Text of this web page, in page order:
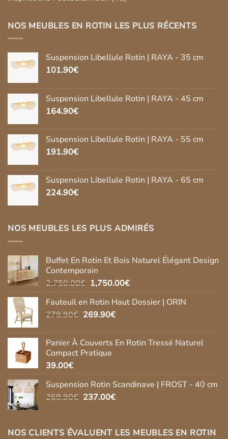
NOS MEUBLES EN ROTIN LES PLUS RÉCENTS
Suspension Libellule Rotin | RAYA - 35 cm
101.90€
Suspension Libellule Rotin | RAYA - 45 cm
164.90€
Suspension Libellule Rotin | RAYA - 55 cm
191.90€
Suspension Libellule Rotin | RAYA - 65 cm
224.90€
NOS MEUBLES LES PLUS ADMIRÉS
Buffet En Rotin Et Bois Naturel Élégant Design
Contemporain
2,750.00€ Le
initial
était :
1,750.00€Le
actuel
Fauteuil en Rotin Haut Dossier | ORIN
279.90€ Le
était :
279.90€.
269.90€Le
est :
Panier À Couverts En Rotin Tressé Naturel
Compact Pratique
39.00€
Suspension Rotin Scandinave | FROST - 40 cm
269.90€ Le
était :
237.00€Le
est :
NOS CLIENTS ÉVALUENT LES MEUBLES EN ROTIN